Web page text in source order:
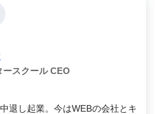
ースクール CEO
退し起業。今はWEBの会社とキ